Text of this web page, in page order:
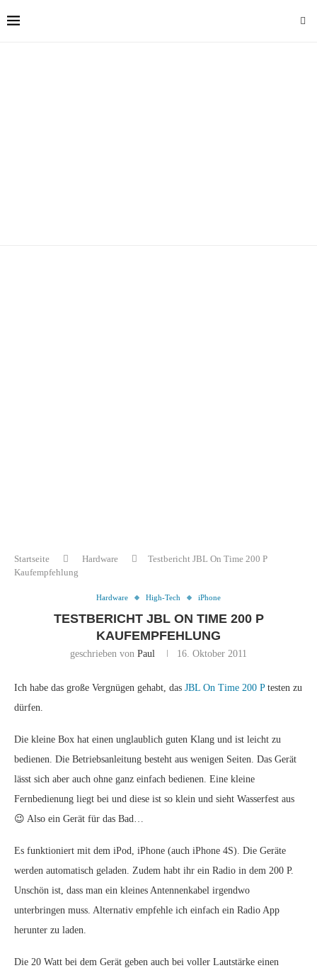
Startseite Hardware
Testbericht JBL On Time 200 P
Kaufempfehlung
Hardware High-Tech iPhone
TESTBERICHT JBL ON TIME 200 P
KAUFEMPFEHLUNG
geschrieben von Paul 16. Oktober 2011
Ich habe das große Vergnügen gehabt, das JBL On Time 200 Ptesten zu
dürfen.
Die kleine Box hat einen unglaublich guten Klang und ist leicht zu
bedienen. Die Betriebsanleitung besteht aus wenigen Seiten. Das Gerät
lässt sich aber auch ohne ganz einfach bedienen. Eine kleine
Fernbedienung liegt bei und diese ist so klein und sieht Wasserfest aus
😉 Also ein Gerät für das Bad…
Es funktioniert mit dem iPod, iPhone (auch iPhone 4S). Die Geräte
werden automatisch geladen. Zudem habt ihr ein Radio in dem 200 P.
Unschön ist, dass man ein kleines Antennenkabel irgendwo
unterbringen muss. Alternativ empfehle ich einfach ein Radio App
herunter zu laden.
Die 20 Watt bei dem Gerät geben auch bei voller Lautstärke einen